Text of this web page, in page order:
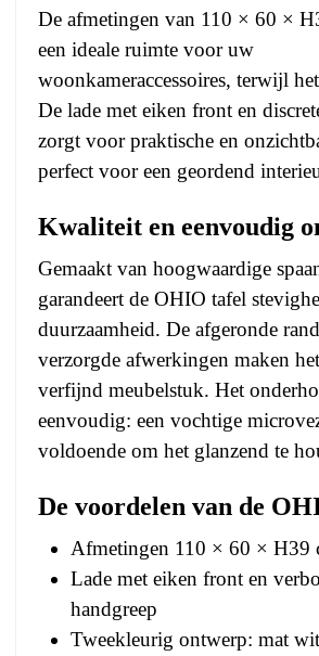
De afmetingen van 110 × 60 ×
een ideale ruimte voor uw
woonkameraccessoires, terwijl
De lade met eiken front en
zorgt voor praktische en
perfect voor een geordend
Kwaliteit en eenvoudig
Gemaakt van hoogwaardige
garandeert de OHIO tafel
duurzaamheid. De afgeronde
verzorgde afwerkingen maken
verfijnd meubelstuk. Het
eenvoudig: een vochtige
voldoende om het glanzend te
De voordelen van de
Afmetingen 110 × 60 × H39
Lade met eiken front en
handgreep
Tweekleurig ontwerp: mat